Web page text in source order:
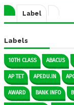
Label
Labels
10TH CLASS ABACUS
AP TET APEDU.IN
AWARD BANK INFO